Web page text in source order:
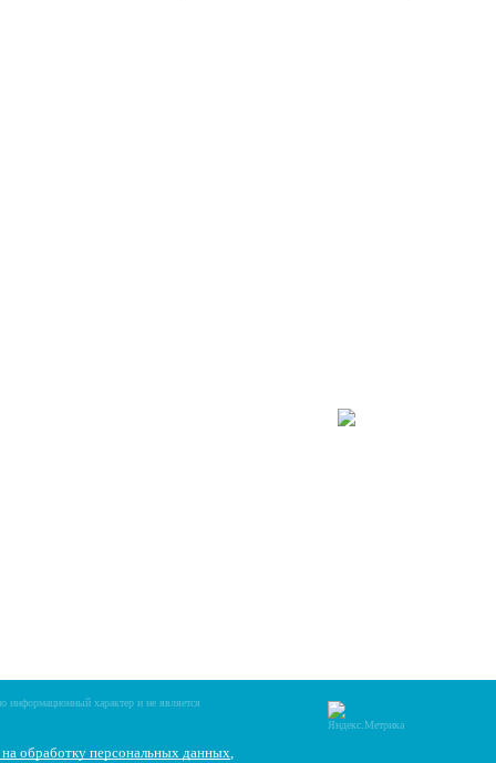
информационный характер и не является
на обработку персональных данных,